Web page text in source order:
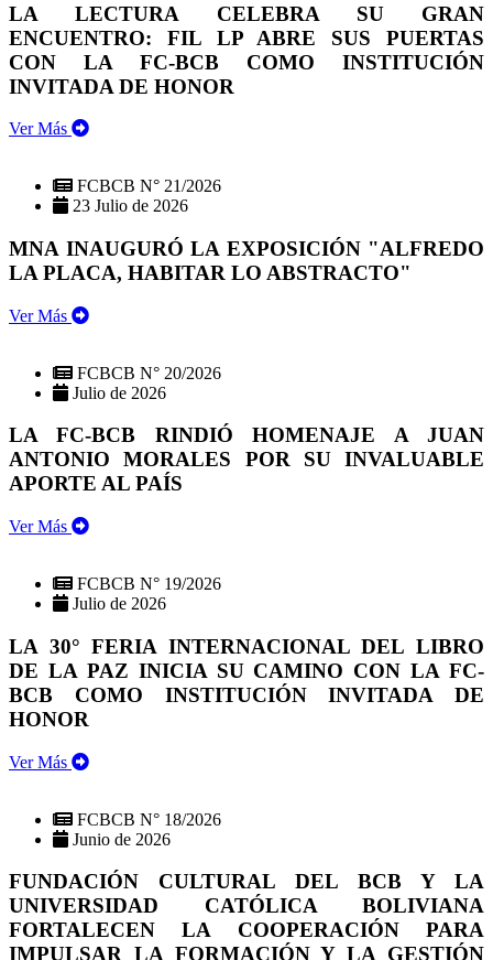
LA LECTURA CELEBRA SU GRAN
ENCUENTRO: FIL LP ABRE SUS PUERTAS
CON LA FC-BCB COMO INSTITUCIÓN
INVITADA DE HONOR
Ver Más
FCBCB N° 21/2026
23 Julio de 2026
MNA INAUGURÓ LA EXPOSICIÓN "ALFREDO
LA PLACA, HABITAR LO ABSTRACTO"
Ver Más
FCBCB N° 20/2026
Julio de 2026
LA FC-BCB RINDIÓ HOMENAJE A JUAN
ANTONIO MORALES POR SU INVALUABLE
APORTE AL PAÍS
Ver Más
FCBCB N° 19/2026
Julio de 2026
LA 30° FERIA INTERNACIONAL DEL LIBRO
DE LA PAZ INICIA SU CAMINO CON LA FC-
BCB COMO INSTITUCIÓN INVITADA DE
HONOR
Ver Más
FCBCB N° 18/2026
Junio de 2026
FUNDACIÓN CULTURAL DEL BCB Y LA
UNIVERSIDAD CATÓLICA BOLIVIANA
FORTALECEN LA COOPERACIÓN PARA
IMPULSAR LA FORMACIÓN Y LA GESTIÓN